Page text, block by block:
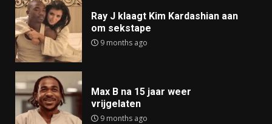
Ray J klaagt Kim Kardashian aan
om sekstape
9 months ago
Max B na 15 jaar weer
vrijgelaten
9 months ago